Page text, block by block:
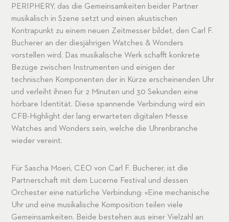
PERIPHERY, das die Gemeinsamkeiten beider Partner
musikalisch in Szene setzt und einen akustischen
Kontrapunkt zu einem neuen Zeitmesser bildet, den Carl F.
Bucherer an der diesjährigen Watches & Wonders
vorstellen wird. Das musikalische Werk schafft konkrete
Bezüge zwischen Instrumenten und einigen der
technischen Komponenten der in Kürze erscheinenden Uhr
und verleiht ihnen für 2 Minuten und 30 Sekunden eine
hörbare Identität. Diese spannende Verbindung wird ein
CFB-Highlight der lang erwarteten digitalen Messe
Watches and Wonders sein, welche die Uhrenbranche
wieder vereint.
Für Sascha Moeri, CEO von Carl F. Bucherer, ist die
Partnerschaft mit dem Lucerne Festival und dessen
Orchester eine natürliche Verbindung: «Eine mechanische
Uhr und eine musikalische Komposition teilen viele
Gemeinsamkeiten. Beide bestehen aus einer Vielzahl an